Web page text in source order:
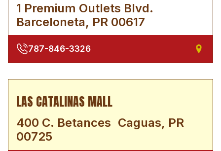
1 Premium Outlets Blvd.
Barceloneta, PR 00617
787-846-3326
LAS CATALINAS MALL
400 C. Betances Caguas, PR
00725